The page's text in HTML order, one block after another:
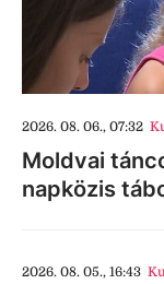
2026. 08. 06., 07:32
Moldvai
napközis
2026. 08. 05., 16:43